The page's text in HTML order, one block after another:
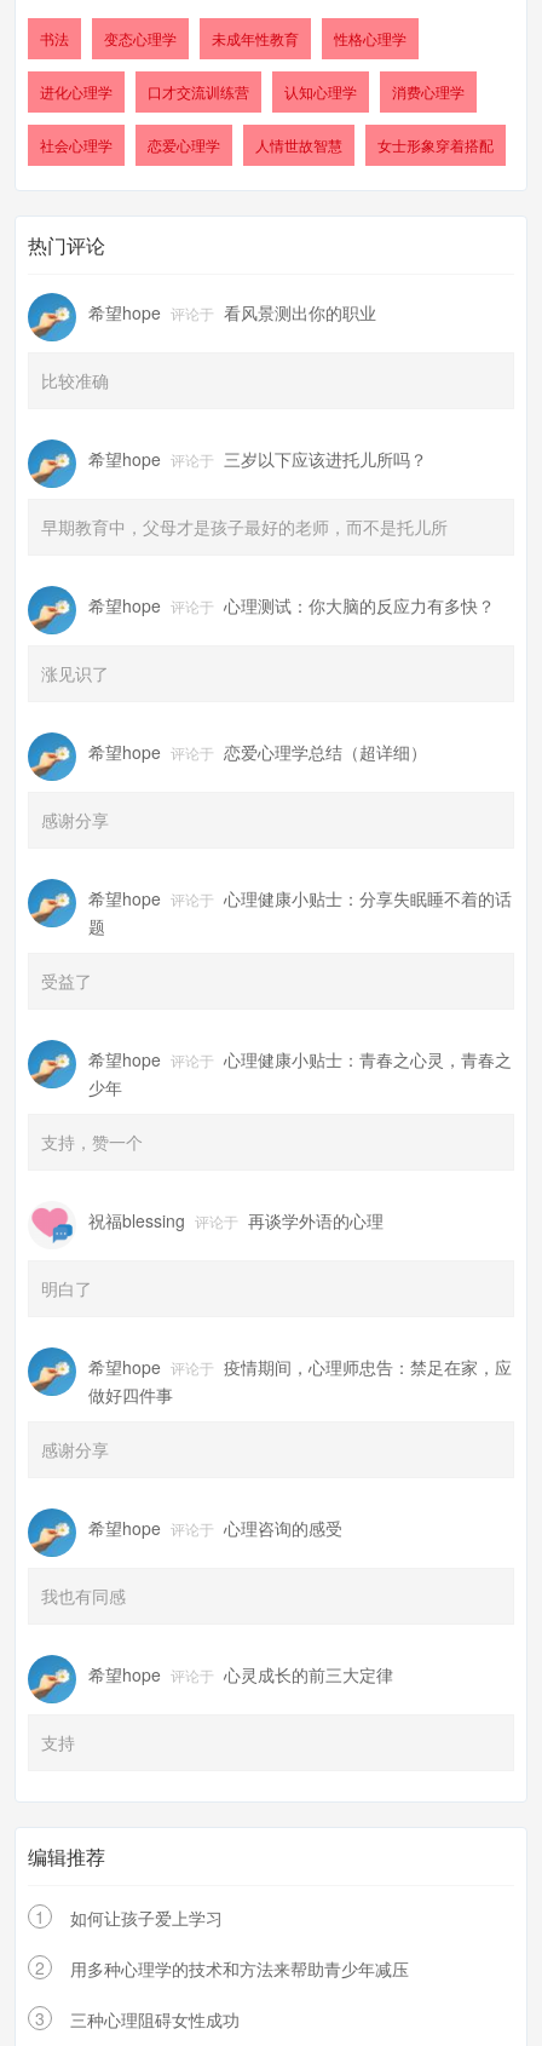
书法 变态心理学 未成年性教育 性格心理学
进化心理学 口才交流训练营 认知心理学 消费心理学
社会心理学 恋爱心理学 人情世故智慧 女士形象穿着搭配
热门评论
希望hope 评论于 看风景测出你的职业
比较准确
希望hope 评论于 三岁以下应该进托儿所吗？
早期教育中，父母才是孩子最好的老师，而不是托儿所
希望hope 评论于 心理测试：你大脑的反应力有多快？
涨见识了
希望hope 评论于 恋爱心理学总结（超详细）
感谢分享
希望hope 评论于 心理健康小贴士：分享失眠睡不着的话
题
受益了
希望hope 评论于 心理健康小贴士：青春之心灵，青春之
少年
支持，赞一个
祝福blessing 评论于 再谈学外语的心理
明白了
希望hope 评论于 疫情期间，心理师忠告：禁足在家，应
做好四件事
感谢分享
希望hope 评论于 心理咨询的感受
我也有同感
希望hope 评论于 心灵成长的前三大定律
支持
编辑推荐
1 如何让孩子爱上学习
2 用多种心理学的技术和方法来帮助青少年减压
3 三种心理阻碍女性成功